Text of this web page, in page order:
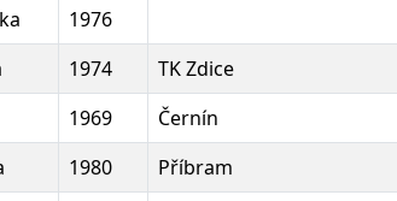
1976
1974 TK Zdice
1969 Černín
1980 Příbram